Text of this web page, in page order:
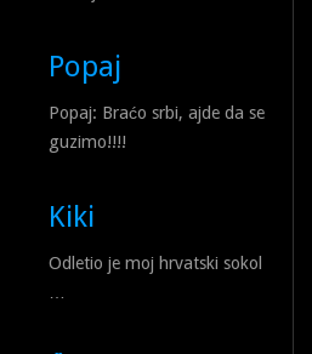
Popaj
Popaj: Braćo srbi, ajde da se
guzimo!!!!
Kiki
Odletio je moj hrvatski sokol